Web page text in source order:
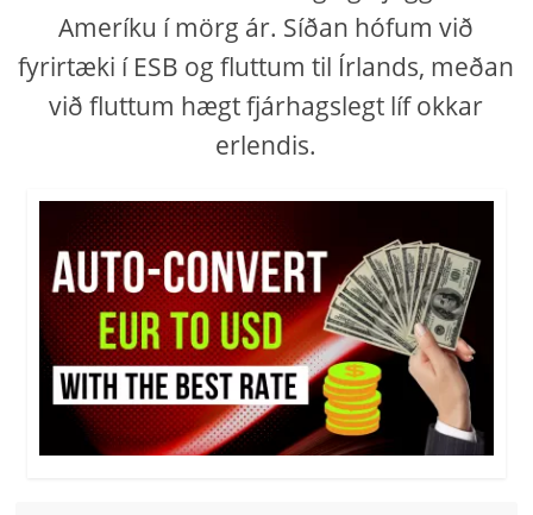
Ameríku í mörg ár. Síðan hófum við
fyrirtæki í ESB og fluttum til Írlands, meðan
við fluttum hægt fjárhagslegt líf okkar
erlendis.